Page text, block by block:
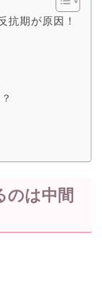
抗期が原因！
のは中間